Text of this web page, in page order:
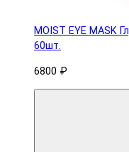
MOIST EYE MASK
60шт.
6800 ₽